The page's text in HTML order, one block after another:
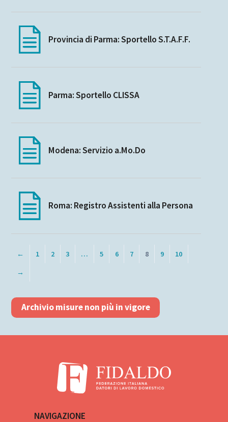
Provincia di Parma: Sportello S.T.A.F.F.
Parma: Sportello CLISSA
Modena: Servizio a.Mo.Do
Roma: Registro Assistenti alla Persona
← 1 2 3 … 5 6 7 8 9
10
→
Archivio misure non più in vigore
NAVIGAZIONE